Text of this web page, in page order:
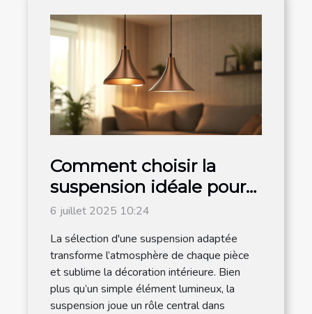
Comment choisir la
suspension idéale pour
chaque espace de votre
maison ?
6 juillet 2025 10:24
La sélection d'une suspension adaptée
transforme l’atmosphère de chaque pièce
et sublime la décoration intérieure. Bien
plus qu’un simple élément lumineux, la
suspension joue un rôle central dans